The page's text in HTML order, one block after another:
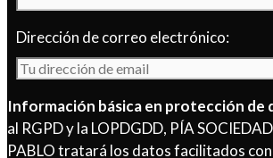
Dirección de correo electrónico:
Información básica en protección de
al RGPD y la LOPDGDD, PÍA
PABLO tratará los datos facilitados